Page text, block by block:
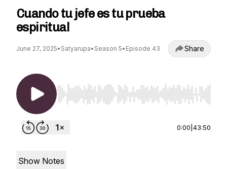
Cuando tu jefe es tu prueba
espiritual
June 27, 2025• Satyarupa• Season 5• Episode 43 Share
Use Left/Right to seek, Home/End to jump to
0:00 43:50
Show Notes